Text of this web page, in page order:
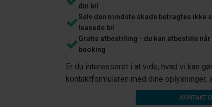
din bil
Selv den mindste skade betragtes ikke
leasede bil
Gratis afbestilling - du kan afbestille
booking
Er du interesseret i at vide, hvad vi kan
kontaktformularen med dine oplysninger,
KONTAKT